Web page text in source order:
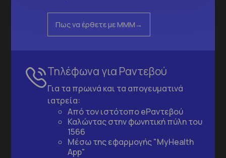
Πως να έρθετε με ΜΜΜ
Τηλέφωνα για Ραντεβού
Για τα πρωινά και τα απογευματινά
ιατρεία:
Από τον ιστότοποeΡαντεβού
Καλώντας στην φωνητική πύλη του
1566
Μέσω της εφαρμογής "MyHealth
App"